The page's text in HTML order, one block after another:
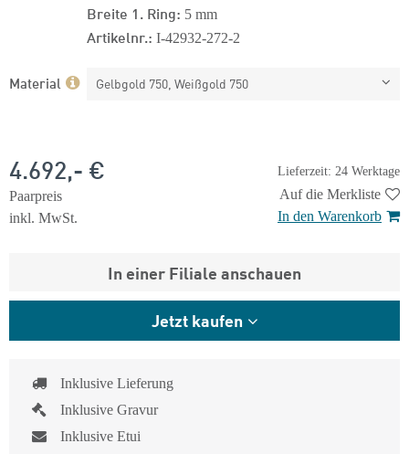
Breite 1. Ring: 5 mm
Artikelnr.: I-42932-272-2
Material Gelbgold 750, Weißgold 750
Lieferzeit: 24 Werktage
4.692,- €
Paarpreis
inkl. MwSt.
Auf die Merkliste
In den Warenkorb
In einer Filiale anschauen
Jetzt kaufen
Inklusive Lieferung
Inklusive Gravur
Inklusive Etui